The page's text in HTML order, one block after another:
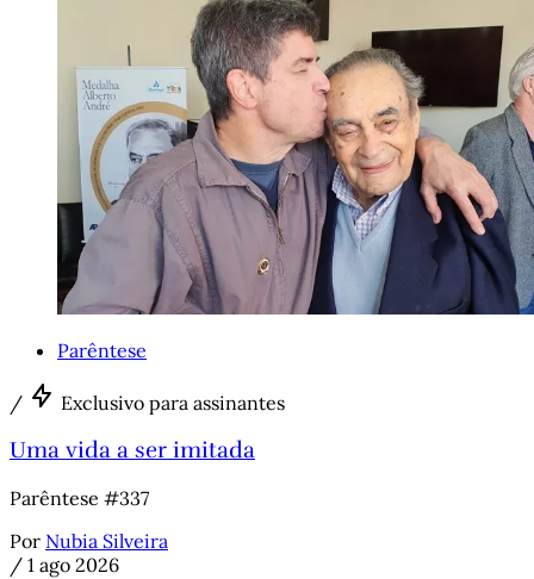
Parêntese
/ Exclusivo para assinantes
Uma vida a ser imitada
Parêntese #337
Por Nubia Silveira
/ 1 ago 2026